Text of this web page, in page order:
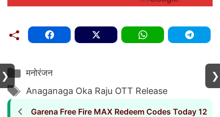
Categories
मनोरंजन
Tags
Anaganaga Oka Raju OTT Release
Garena Free Fire MAX Redeem Codes Today 12
❯ ❯